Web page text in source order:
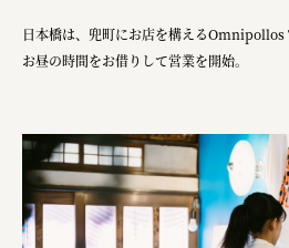
野村不動産ビルディング株式
大堀相馬焼陶吉郎窯
叶や豆冨 大椙食品
株式会社 京都産業振興センタ
旭酒造株式会社
日本橋は、兜町にお店を構えるOmnipollos
お昼の時間をお借りして営業を開始。